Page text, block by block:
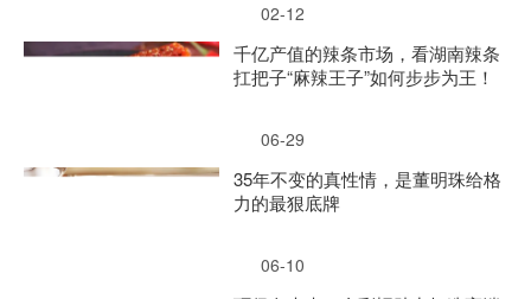
02-12
千亿产值的辣条市场，看湖南辣条
扛把子“麻辣王子”如何步步为王！
06-29
35年不变的真性情，是董明珠给格
力的最狠底牌
06-10